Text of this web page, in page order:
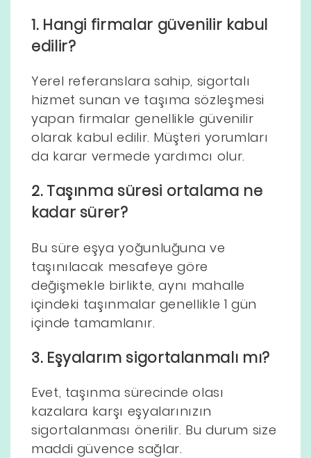
1. Hangi firmalar güvenilir kabul
edilir?
Yerel referanslara sahip, sigortalı
hizmet sunan ve taşıma sözleşmesi
yapan firmalar genellikle güvenilir
olarak kabul edilir. Müşteri yorumları
da karar vermede yardımcı olur.
2. Taşınma süresi ortalama ne
kadar sürer?
Bu süre eşya yoğunluğuna ve
taşınılacak mesafeye göre
değişmekle birlikte, aynı mahalle
içindeki taşınmalar genellikle 1 gün
içinde tamamlanır.
3. Eşyalarım sigortalanmalı mı?
Evet, taşınma sürecinde olası
kazalara karşı eşyalarınızın
sigortalanması önerilir. Bu durum size
maddi güvence sağlar.